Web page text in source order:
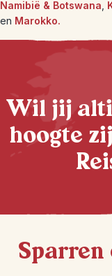
Namibië & Botswana
en Marokko.
Wil jij
hoogte
Sparren